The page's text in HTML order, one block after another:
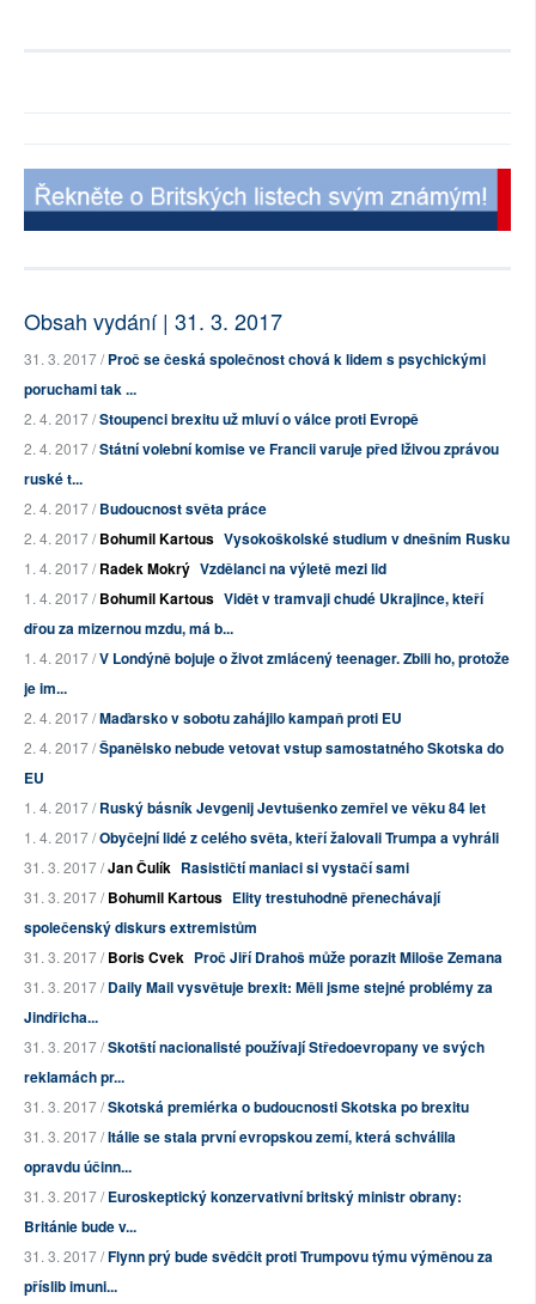
Obsah vydání | 31. 3. 2017
31. 3. 2017 /Proč se česká společnost chová k lidem s psychickými
poruchami tak ...
2. 4. 2017 /Stoupenci brexitu už mluví o válce proti Evropě
2. 4. 2017 /Státní volební komise ve Francii varuje před lživou zprávou
ruské t...
2. 4. 2017 /Budoucnost světa práce
2. 4. 2017 /Bohumil Kartous Vysokoškolské studium v dnešním Rusku
1. 4. 2017 /Radek Mokrý Vzdělanci na výletě mezi lid
1. 4. 2017 /Bohumil Kartous Vidět v tramvaji chudé Ukrajince, kteří
dřou za mizernou mzdu, má b...
1. 4. 2017 /V Londýně bojuje o život zmlácený teenager. Zbili ho, protože
je im...
2. 4. 2017 /Maďarsko v sobotu zahájilo kampaň proti EU
2. 4. 2017 /Španělsko nebude vetovat vstup samostatného Skotska do
EU
1. 4. 2017 /Ruský básník Jevgenij Jevtušenko zemřel ve věku 84 let
1. 4. 2017 /Obyčejní lidé z celého světa, kteří žalovali Trumpa a vyhráli
31. 3. 2017 /Jan Čulík Rasističtí maniaci si vystačí sami
31. 3. 2017 /Bohumil Kartous Elity trestuhodně přenechávají
společenský diskurs extremistům
31. 3. 2017 /Boris Cvek Proč Jiří Drahoš může porazit Miloše Zemana
31. 3. 2017 /Daily Mail vysvětuje brexit: Měli jsme stejné problémy za
Jindřicha...
31. 3. 2017 /Skotští nacionalisté používají Středoevropany ve svých
reklamách pr...
31. 3. 2017 /Skotská premiérka o budoucnosti Skotska po brexitu
31. 3. 2017 /Itálie se stala první evropskou zemí, která schválila
opravdu účinn...
31. 3. 2017 /Euroskeptický konzervativní britský ministr obrany:
Británie bude v...
31. 3. 2017 /Flynn prý bude svědčit proti Trumpovu týmu výměnou za
příslib imuni...